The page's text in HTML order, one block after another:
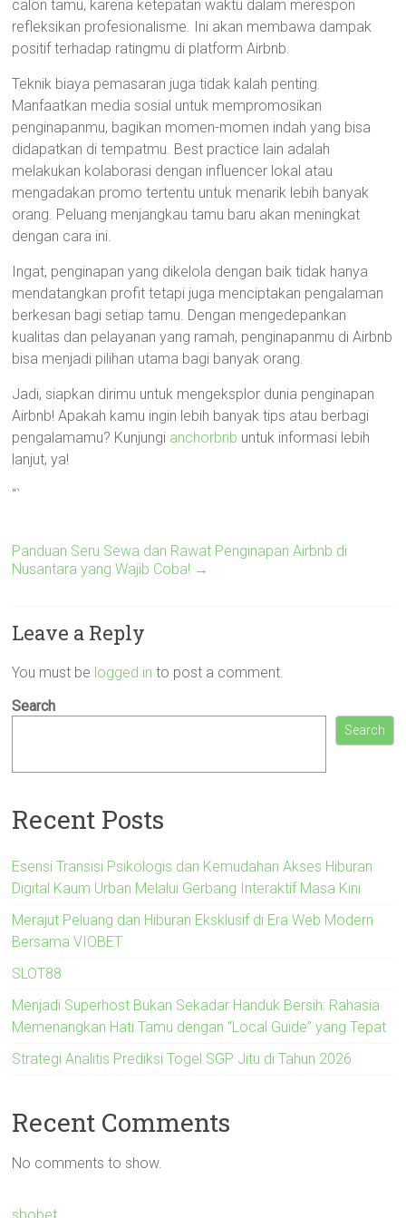
calon tamu, karena ketepatan waktu dalam merespon
refleksikan profesionalisme. Ini akan membawa dampak
positif terhadap ratingmu di platform Airbnb.
Teknik biaya pemasaran juga tidak kalah penting.
Manfaatkan media sosial untuk mempromosikan
penginapanmu, bagikan momen-momen indah yang bisa
didapatkan di tempatmu. Best practice lain adalah
melakukan kolaborasi dengan influencer lokal atau
mengadakan promo tertentu untuk menarik lebih banyak
orang. Peluang menjangkau tamu baru akan meningkat
dengan cara ini.
Ingat, penginapan yang dikelola dengan baik tidak hanya
mendatangkan profit tetapi juga menciptakan pengalaman
berkesan bagi setiap tamu. Dengan mengedepankan
kualitas dan pelayanan yang ramah, penginapanmu di Airbnb
bisa menjadi pilihan utama bagi banyak orang.
Jadi, siapkan dirimu untuk mengeksplor dunia penginapan
Airbnb! Apakah kamu ingin lebih banyak tips atau berbagi
pengalamamu? Kunjungi anchorbnb untuk informasi lebih
lanjut, ya!
“`
Panduan Seru Sewa dan Rawat Penginapan Airbnb di
Nusantara yang Wajib Coba! →
Leave a Reply
You must be logged in to post a comment.
Search
Search
Recent Posts
Esensi Transisi Psikologis dan Kemudahan Akses Hiburan
Digital Kaum Urban Melalui Gerbang Interaktif Masa Kini
Merajut Peluang dan Hiburan Eksklusif di Era Web Modern
Bersama VIOBET
SLOT88
Menjadi Superhost Bukan Sekadar Handuk Bersih: Rahasia
Memenangkan Hati Tamu dengan “Local Guide” yang Tepat
Strategi Analitis Prediksi Togel SGP Jitu di Tahun 2026
Recent Comments
No comments to show.
sbobet